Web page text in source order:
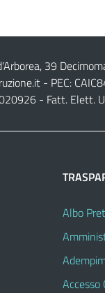
39
- PEC:
- Fatt. Elett.
Albo
Accesso